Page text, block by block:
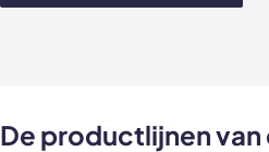
De productlijnen van